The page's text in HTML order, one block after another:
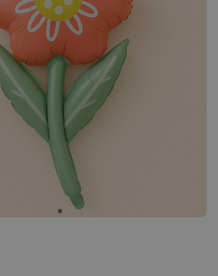
€
houten blok
het begon
€
Spritz Glas met Naam